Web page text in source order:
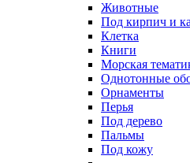
Животные
Под кирпич и
Клетка
Книги
Морская
Однотонные
Орнаменты
Перья
Под дерево
Пальмы
Под кожу